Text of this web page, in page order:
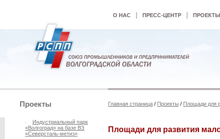
О НАС | ПРЕСС-ЦЕНТР | ПРОЕКТЫ
Проекты
Индустриальный парк
«Волгоград» на базе ВЗ
«Северсталь-метиз»
Главная страница / Проекты / Площади для
Площади для развития